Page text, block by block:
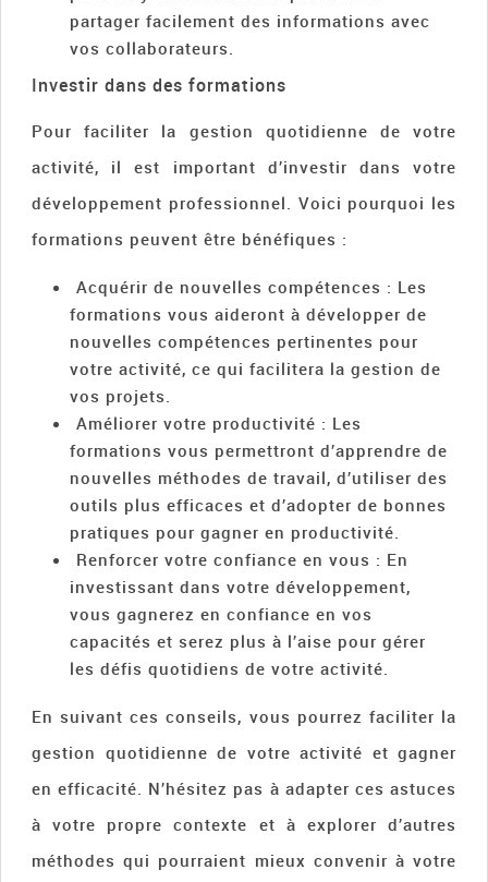
partager facilement des informations avec
vos collaborateurs.
Investir dans des formations
Pour faciliter la gestion quotidienne de votre
activité, il est important d’investir dans votre
développement professionnel. Voici pourquoi les
formations peuvent être bénéfiques :
Acquérir de nouvelles compétences : Les
formations vous aideront à développer de
nouvelles compétences pertinentes pour
votre activité, ce qui facilitera la gestion de
vos projets.
Améliorer votre productivité : Les
formations vous permettront d’apprendre de
nouvelles méthodes de travail, d’utiliser des
outils plus efficaces et d’adopter de bonnes
pratiques pour gagner en productivité.
Renforcer votre confiance en vous : En
investissant dans votre développement,
vous gagnerez en confiance en vos
capacités et serez plus à l’aise pour gérer
les défis quotidiens de votre activité.
En suivant ces conseils, vous pourrez faciliter la
gestion quotidienne de votre activité et gagner
en efficacité. N’hésitez pas à adapter ces astuces
à votre propre contexte et à explorer d’autres
méthodes qui pourraient mieux convenir à votre